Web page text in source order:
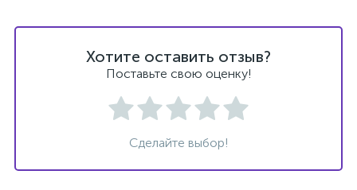
Хотите оставить отзыв?
Поставьте свою оценку!
Сделайте выбор!